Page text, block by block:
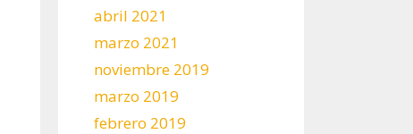
abril 2021
marzo 2021
noviembre 2019
marzo 2019
febrero 2019